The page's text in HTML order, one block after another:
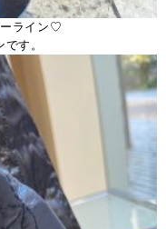
ーライン♡
す。